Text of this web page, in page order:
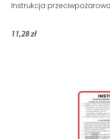
Instrukcja
11,28 zł